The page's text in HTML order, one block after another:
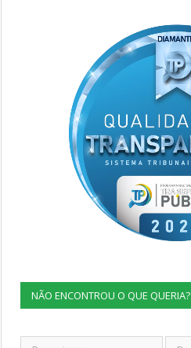
NÃO ENCONTROU O QUE QUERIA?